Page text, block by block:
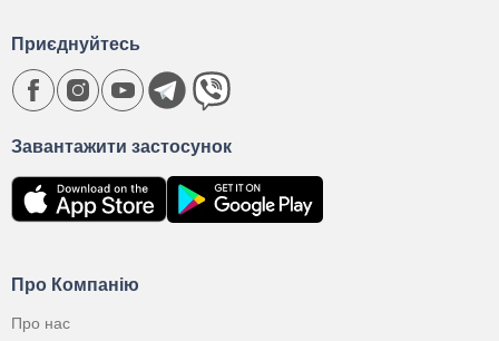
Про Компанію
Про нас
Завантажити застосунок
Приєднуйтесь